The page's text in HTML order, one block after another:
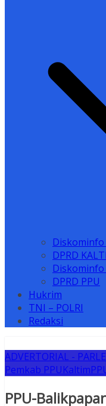
Diskominfo
DPRD
Diskominfo
DPRD PPU
Hukrim
TNI – POLRI
Redaksi
ADVERTORIAL -
Pemkab PPUKaltim
PPU-